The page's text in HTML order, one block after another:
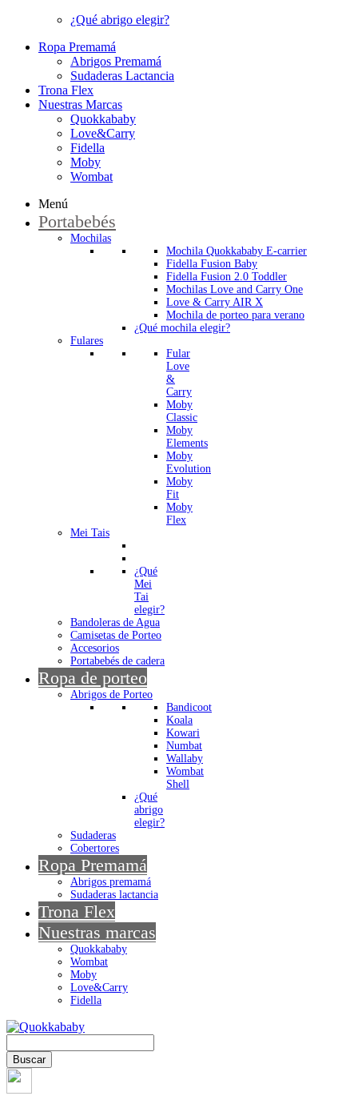
¿Qué abrigo elegir?
Ropa Premamá
Abrigos Premamá
Sudaderas Lactancia
Trona Flex
Nuestras Marcas
Quokkababy
Love&Carry
Fidella
Moby
Wombat
Menú
Portabebés
Mochilas
Mochila Quokkababy E-carrier
Fidella Fusion Baby
Fidella Fusion 2.0 Toddler
Mochilas Love and Carry One
Love & Carry AIR X
Mochila de porteo para verano
¿Qué mochila elegir?
Fulares
Fular
Love
&
Carry
Moby
Classic
Moby
Elements
Moby
Evolution
Moby
Fit
Moby
Flex
Mei Tais
¿Qué
Mei
Tai
elegir?
Bandoleras de Agua
Camisetas de Porteo
Accesorios
Portabebés de cadera
Ropa de porteo
Abrigos de Porteo
Bandicoot
Koala
Kowari
Numbat
Wallaby
Wombat
Shell
¿Qué
abrigo
elegir?
Sudaderas
Cobertores
Ropa Premamá
Abrigos premamá
Sudaderas lactancia
Trona Flex
Nuestras marcas
Quokkababy
Wombat
Moby
Love&Carry
Fidella
Buscar